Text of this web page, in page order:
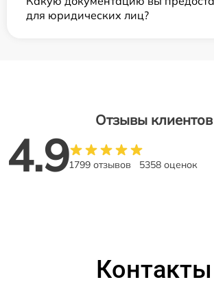
для юридических лиц?
Отзывы клиентов
4.91799 отзывов 5358 оценок
Контакты